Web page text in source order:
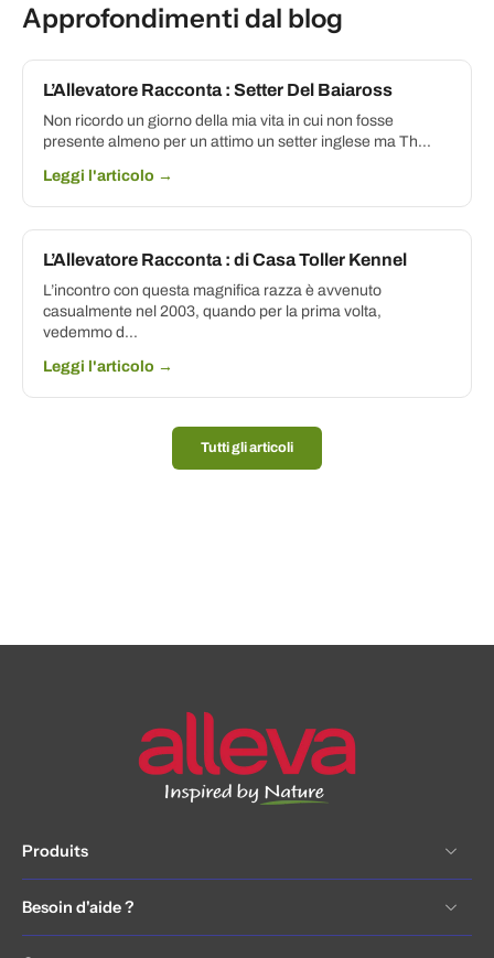
Approfondimenti dal blog
L’Allevatore Racconta : Setter Del Baiaross
Non ricordo un giorno della mia vita in cui non fosse
presente almeno per un attimo un setter inglese ma Th...
Leggi l'articolo →
L’Allevatore Racconta : di Casa Toller Kennel
L’incontro con questa magnifica razza è avvenuto
casualmente nel 2003, quando per la prima volta,
vedemmo d...
Leggi l'articolo →
Tutti gli articoli
Produits
Besoin d'aide ?